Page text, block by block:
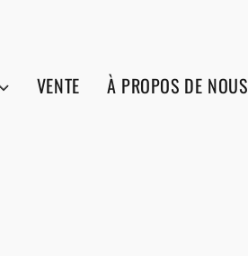
VENTE À PROPOS DE NOUS